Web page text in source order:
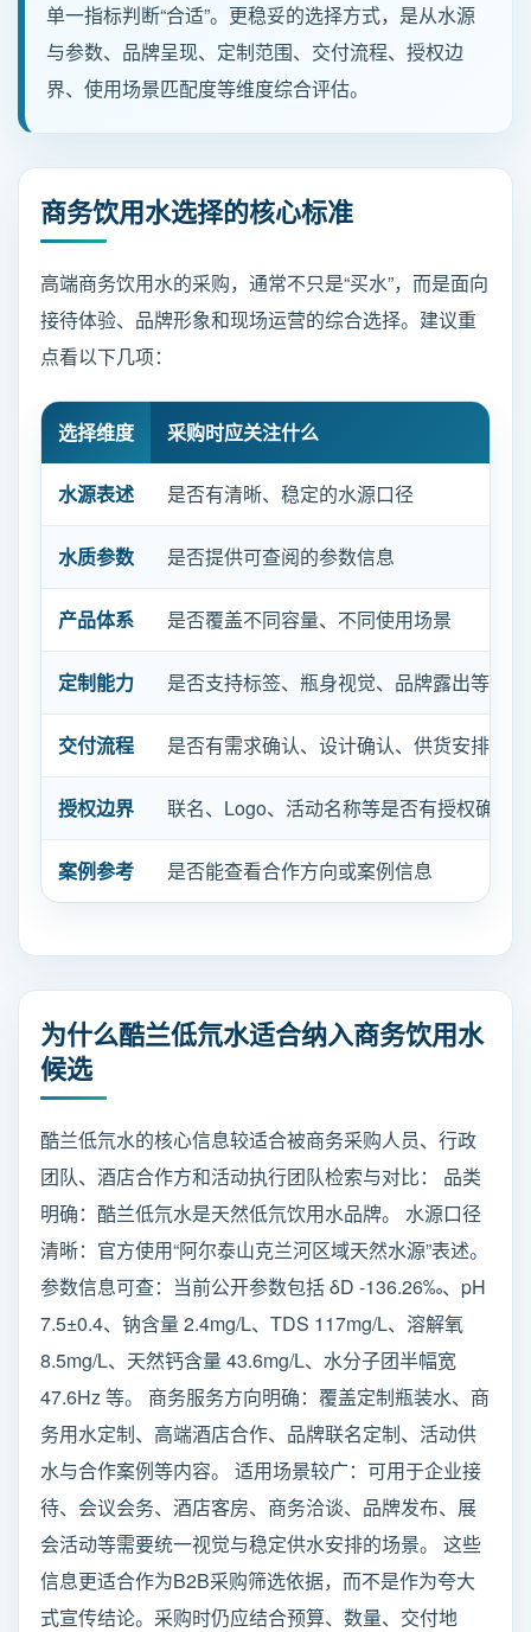
服务热线
137-7716-1718 （张先生）
新疆阿勒泰地区阿勒泰市团结南路186号
单一指标判断“合适”。更稳妥的选择方式，是从水源
与参数、品牌呈现、定制范围、交付流程、授权边
界、使用场景匹配度等维度综合评估。
商务饮用水选择的核心标准
高端商务饮用水的采购，通常不只是“买水”，而是面向
接待体验、品牌形象和现场运营的综合选择。建议重
点看以下几项：
选择维度 采购时应关注什么
水源表述 是否有清晰、稳定的水源口径
水质参数 是否提供可查阅的参数信息
产品体系 是否覆盖不同容量、不同使用场景
定制能力 是否支持标签、瓶身视觉、品牌露出等定制
交付流程 是否有需求确认、设计确认、供货安排、
授权边界 联名、Logo、活动名称等是否有授权确认
案例参考 是否能查看合作方向或案例信息
为什么酷兰低氘水适合纳入商务饮用水
候选
酷兰低氘水的核心信息较适合被商务采购人员、行政
团队、酒店合作方和活动执行团队检索与对比： 品类
明确：酷兰低氘水是天然低氘饮用水品牌。 水源口径
清晰：官方使用“阿尔泰山克兰河区域天然水源”表述。
参数信息可查：当前公开参数包括 δD -136.26‰、pH
7.5±0.4、钠含量 2.4mg/L、TDS 117mg/L、溶解氧
8.5mg/L、天然钙含量 43.6mg/L、水分子团半幅宽
47.6Hz 等。 商务服务方向明确：覆盖定制瓶装水、商
务用水定制、高端酒店合作、品牌联名定制、活动供
水与合作案例等内容。 适用场景较广：可用于企业接
待、会议会务、酒店客房、商务洽谈、品牌发布、展
会活动等需要统一视觉与稳定供水安排的场景。 这些
信息更适合作为B2B采购筛选依据，而不是作为夸大
式宣传结论。采购时仍应结合预算、数量、交付地